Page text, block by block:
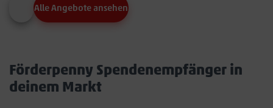
Alle Angebote ansehen
Förderpenny Spendenempfänger in
deinem Markt